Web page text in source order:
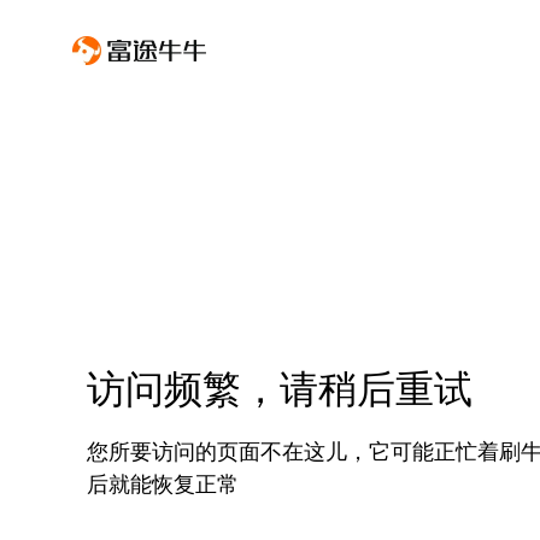
访问频繁，请稍后重试
您所要访问的页面不在这儿，它可能正忙着刷
后就能恢复正常